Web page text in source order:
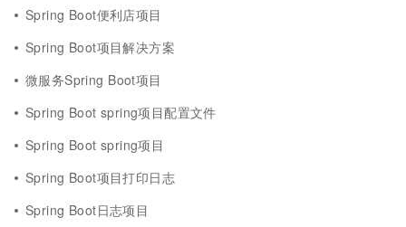
Spring Boot便利店项目
Spring Boot项目解决方案
微服务Spring Boot项目
Spring Boot spring项目配置文件
Spring Boot spring项目
Spring Boot项目打印日志
Spring Boot日志项目